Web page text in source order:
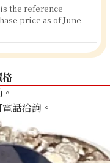
the reference
price as of June
格
話洽詢。